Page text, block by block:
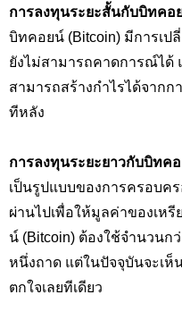
การลงทุนระยะสั้นกับบิทคอ
บิทคอยน์ (Bitcoin) มีการเป
ยังไม่สามารถคาดการณ์ได้
สามารถสร้างกำไรได้จาก
ทีหลัง
การลงทุนระยะยาวกับบิทค
เป็นรูปแบบของการครอบคร
ผ่านไปเพื่อให้มูลค่าของเห
น์ (Bitcoin) ต้องใช้จำนวนก
หนึ่งถาด แต่ในปัจจุบันจะเห็
ตกใจเลยทีเดียว